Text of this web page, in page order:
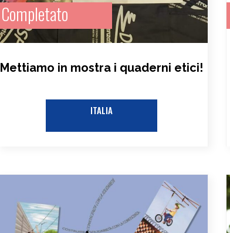
Completato
Mettiamo in mostra i quaderni etici!
ITALIA